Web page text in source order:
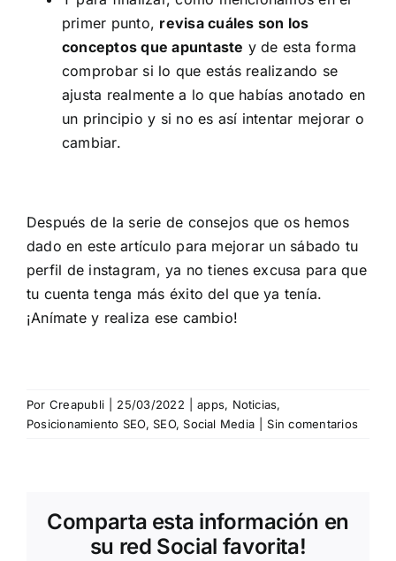
primer punto, revisa cuáles son los
conceptos que apuntaste y de esta forma
comprobar si lo que estás realizando se
ajusta realmente a lo que habías anotado en
un principio y si no es así intentar mejorar o
cambiar.
Después de la serie de consejos que os hemos
dado en este artículo para mejorar un sábado tu
perfil de instagram, ya no tienes excusa para que
tu cuenta tenga más éxito del que ya tenía.
¡Anímate y realiza ese cambio!
Por Creapubli 25/03/2022 apps, Noticias,
Posicionamiento SEO,SEO,Social Media Sin comentarios
Comparta esta información en
su red Social favorita!